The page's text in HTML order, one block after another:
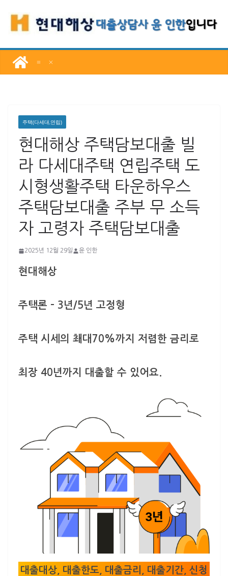
로
너
주택(다세대,연립)
현대해상 주택담보대출 빌
라 다세대주택 연립주택 도
시형생활주택 타운하우스
주택담보대출 주부 무 소득
자 고령자 주택담보대출
2025년 12월 29일 윤 인한
현대해상
주택론 – 3년/5년 고정형
주택 시세의 쵀대70%까지 저렴한 금리로
최장 40년까지 대출할 수 있어요.
대출대상, 대출한도, 대출금리, 대출기간, 신청